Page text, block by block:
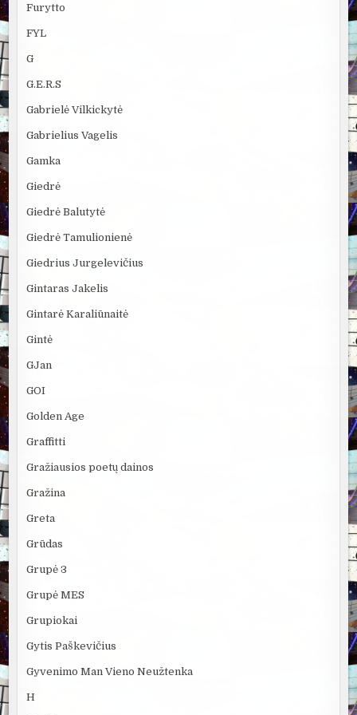
Furytto
FYL
G
G.E.R.S
Gabrielė Vilkickytė
Gabrielius Vagelis
Gamka
Giedrė
Giedrė Balutytė
Giedrė Tamulionienė
Giedrius Jurgelevičius
Gintaras Jakelis
Gintarė Karaliūnaitė
Gintė
GJan
GOI
Golden Age
Graffitti
Gražiausios poetų dainos
Gražina
Greta
Grūdas
Grupė 3
Grupė MES
Grupiokai
Gytis Paškevičius
Gyvenimo Man Vieno Neužtenka
H